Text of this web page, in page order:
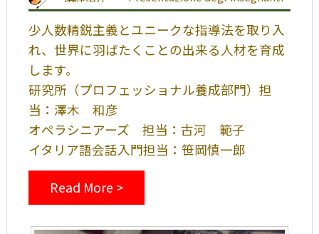
少人数精鋭主義とユニークな指導法を取り入
れ、世界に羽ばたくことの出来る人材を育成
します。
研究所（プロフェッショナル養成部門）担
当：澤木 和彦
オペラシニアーズ 担当：古河 範子
イタリア語会話入門担当：笹岡慎一郎
Read More >